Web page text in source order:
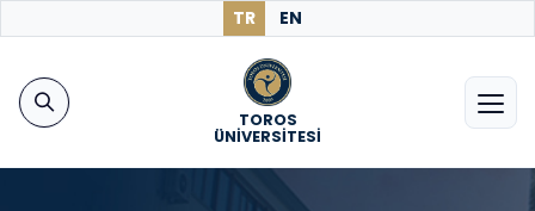
TR EN
TOROS
ÜNİVERSİTESİ